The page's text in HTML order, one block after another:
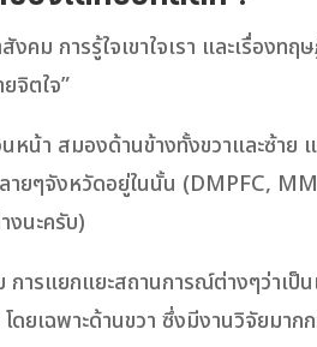
งคม การรู้ใจเขาใจเรา และเรื่อง
จิตใจ”
หน้า สมองด้านข้างทั้งขวาและซ้าย
ายๆจังหวัดอยู่ในนั้น (DMPFC,
นะครับ)
รแยกแยะสถานการณ์ต่างๆว่าเป็น
ยเฉพาะด้านขวา ซึ่งมีงานวิจัยมา